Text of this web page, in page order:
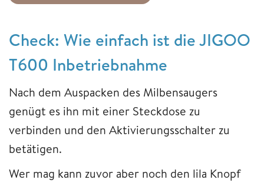
Check: Wie einfach ist die JIGOO
T600 Inbetriebnahme
Nach dem Auspacken des Milbensaugers
genügt es ihn mit einer Steckdose zu
verbinden und den Aktivierungsschalter zu
betätigen.
Wer mag kann zuvor aber noch den lila Knopf